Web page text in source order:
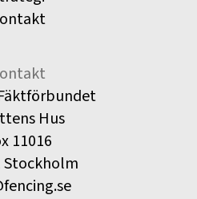
Hus
11016
Stockholm